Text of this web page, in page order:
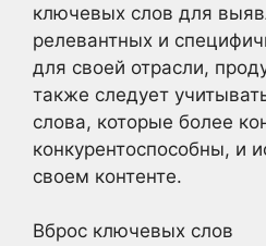
ключевых слов для
релевантных и
для своей отрасли,
также следует
слова, которые более
конкурентоспособны, и
своем контенте.
Вброс ключевых слов